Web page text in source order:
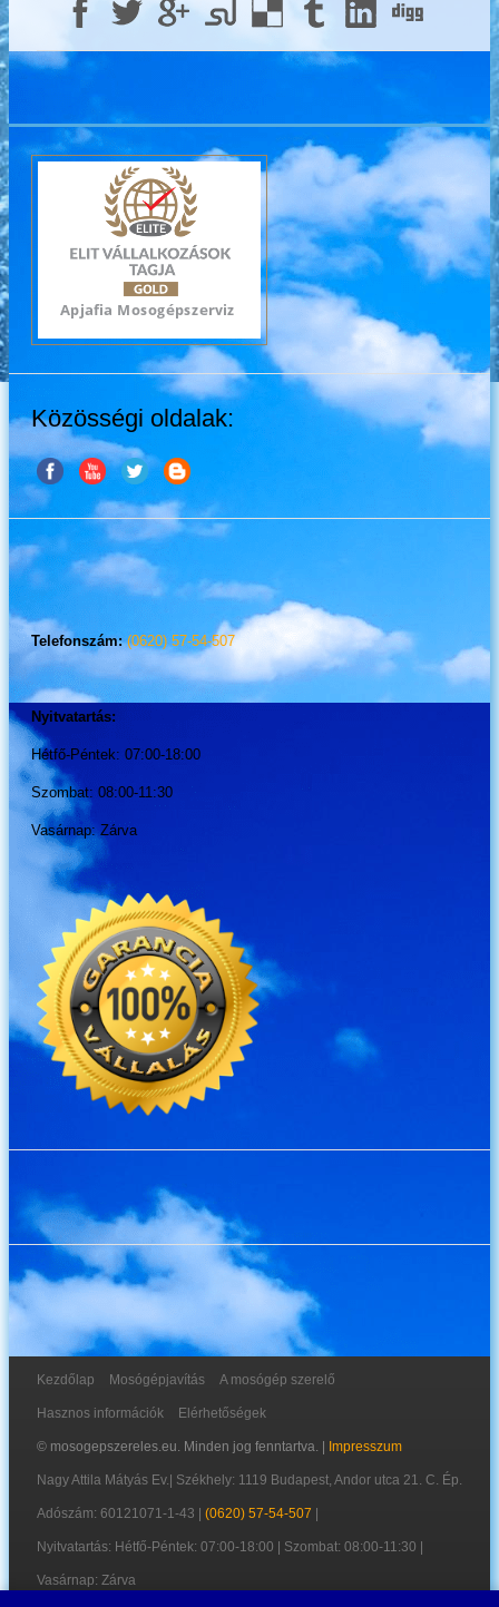
Közösségi oldalak:
Telefonszám:(0620) 57-54-507
Nyitvatartás:
Hétfő-Péntek: 07:00-18:00
Szombat: 08:00-11:30
Vasárnap: Zárva
Kezdőlap Mosógépjavítás A mosógép szerelő
Hasznos információk Elérhetőségek
© mosogepszereles.eu. Minden jog fenntartva. | Impresszum
Nagy Attila Mátyás Ev. Székhely: 1119 Budapest, Andor utca 21. C. Ép.
Adószám: 60121071-1-43 (0620) 57-54-507
Nyitvatartás: Hétfő-Péntek: 07:00-18:00 | Szombat: 08:00-11:30 |
Vasárnap: Zárva